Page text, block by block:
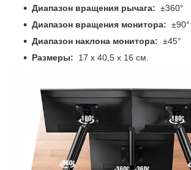
Диапазон вращения рычага: ±360°
Диапазон вращения монитора: ±90°
Диапазон наклона монитора: ±45°
Размеры:
17 х 40,5 х 16 см.